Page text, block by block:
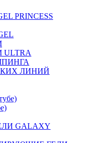
PRINCESS
ЛИНИЙ
GALAXY